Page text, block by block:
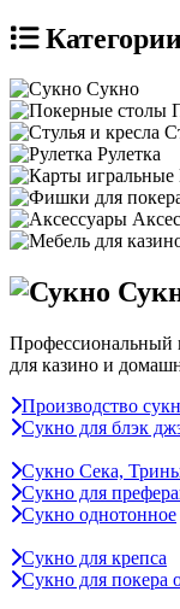
Сукно
Рулетка
Профессиональный
для казино и
Производство
Сукно для блэк
Сукно Сека,
Сукно для
Сукно однотонное
Сукно для крепса
Сукно для покера